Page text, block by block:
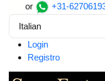
or +31-
Italian
Login
Registro